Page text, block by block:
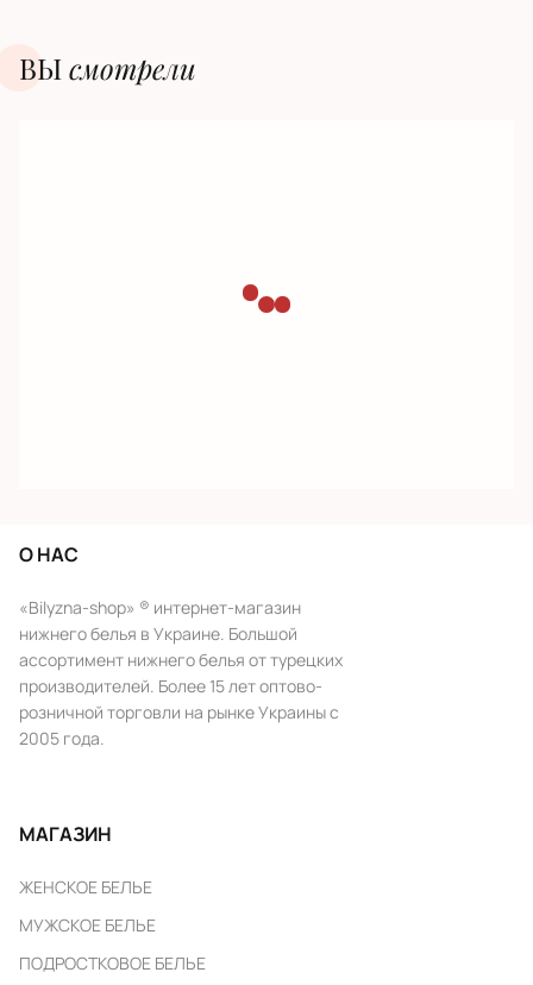
ВЫсмотрели
О НАС
«Bilyzna-shop» ® интернет-магазин
нижнего белья в Украине. Большой
ассортимент нижнего белья от турецких
производителей. Более 15 лет оптово-
розничной торговли на рынке Украины с
2005 года.
МАГАЗИН
ЖЕНСКОЕ БЕЛЬЕ
МУЖСКОЕ БЕЛЬЕ
ПОДРОСТКОВОЕ БЕЛЬЕ